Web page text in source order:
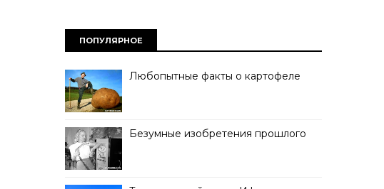
ПОПУЛЯРНОЕ
Любопытные факты о картофеле
Безумные изобретения прошлого